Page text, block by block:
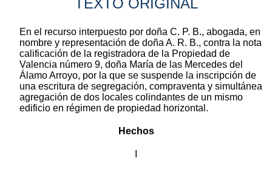
En el recurso interpuesto por doña C. P. B., abogada, en
nombre y representación de doña A. R. B., contra la nota
calificación de la registradora de la Propiedad de
Valencia número 9, doña María de las Mercedes del
Álamo Arroyo, por la que se suspende la inscripción de
una escritura de segregación, compraventa y simultánea
agregación de dos locales colindantes de un mismo
edificio en régimen de propiedad horizontal.
Hechos